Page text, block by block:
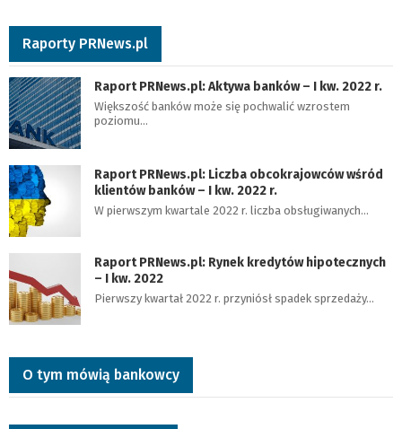
Raporty PRNews.pl
Raport PRNews.pl: Aktywa banków – I kw. 2022 r.
Większość banków może się pochwalić wzrostem
poziomu…
Raport PRNews.pl: Liczba obcokrajowców wśród
klientów banków – I kw. 2022 r.
W pierwszym kwartale 2022 r. liczba obsługiwanych…
Raport PRNews.pl: Rynek kredytów hipotecznych
– I kw. 2022
Pierwszy kwartał 2022 r. przyniósł spadek sprzedaży…
O tym mówią bankowcy